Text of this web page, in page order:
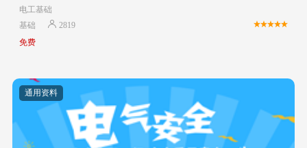
电工基础
基础
2819
免费
通用资料